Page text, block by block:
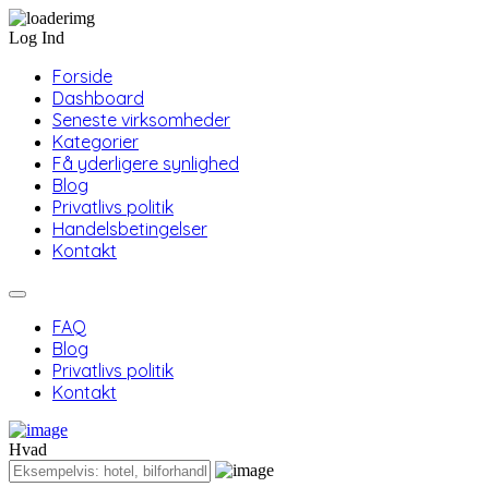
Log Ind
Forside
Dashboard
Seneste virksomheder
Kategorier
Få yderligere synlighed
Blog
Privatlivs politik
Handelsbetingelser
Kontakt
FAQ
Blog
Privatlivs politik
Kontakt
Hvad